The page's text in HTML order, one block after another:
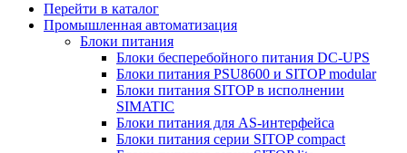
Перейти в каталог
Промышленная автоматизация
Блоки питания
Блоки бесперебойного питания DC-UPS
Блоки питания PSU8600 и SITOP modular
Блоки питания SITOP в исполнении
SIMATIC
Блоки питания для AS-интерфейса
Блоки питания серии SITOP compact